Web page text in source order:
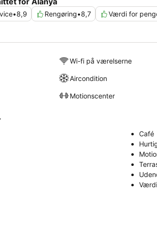
•8,9 Rengøring•8,7 Værdi for
Wi-fi på værelserne
Aircondition
Motionscenter
Café